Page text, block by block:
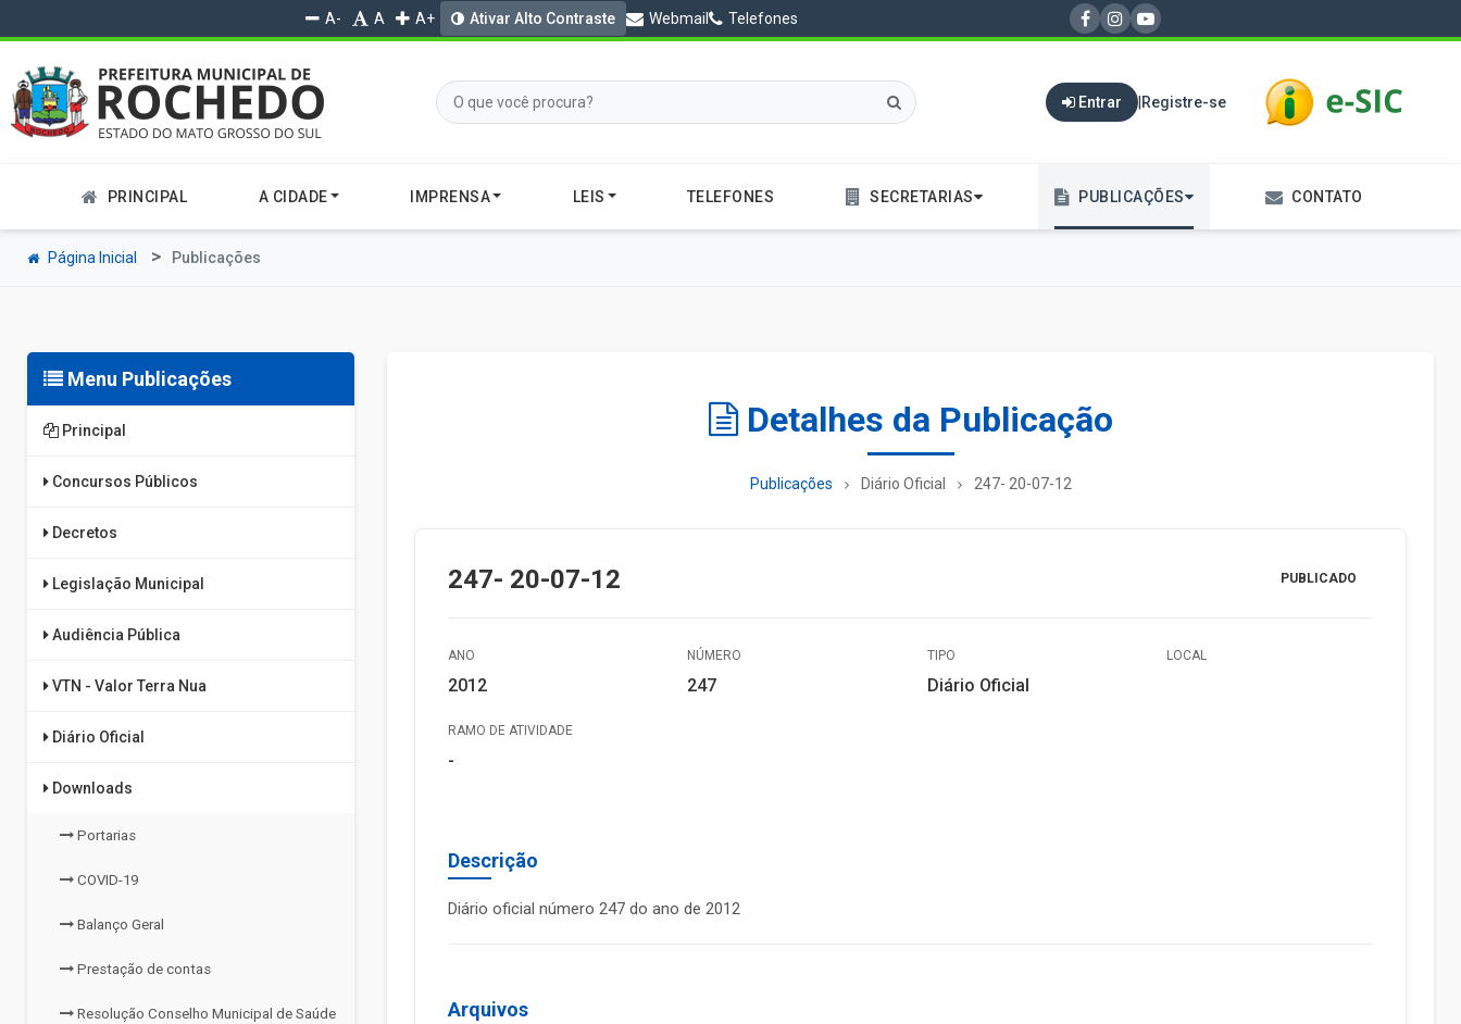
A- A A+ Ativar Alto Contraste Webmail Telefones
Entrar | Registre-se
PRINCIPAL A CIDADE IMPRENSA LEIS TELEFONES SECRETARIAS PUBLICAÇÕES CONTATO
Página Inicial Publicações
Menu Publicações
Principal
Concursos Públicos
Decretos
Legislação Municipal
Audiência Pública
VTN - Valor Terra Nua
Diário Oficial
Downloads
Portarias
COVID-19
Balanço Geral
Prestação de contas
Resolução Conselho Municipal de Saúde
Detalhes da Publicação
Publicações Diário Oficial 247- 20-07-12
247- 20-07-12 PUBLICADO
ANO
2012
NÚMERO
247
TIPO
Diário Oficial
LOCAL
RAMO DE ATIVIDADE
-
Descrição
Diário oficial número 247 do ano de 2012
Arquivos